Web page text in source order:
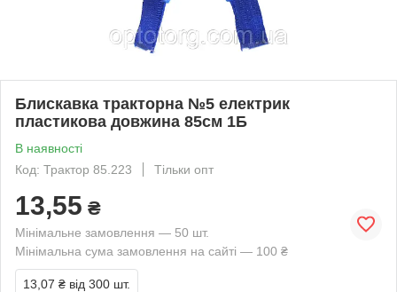
Блискавка тракторна №5 електрик
пластикова довжина 85см 1Б
В наявності
Код: Трактор 85.223
Тільки опт
13,55 ₴
Мінімальне замовлення — 50 шт.
Мінімальна сума замовлення на сайті — 100 ₴
13,07 ₴ від 300 шт.